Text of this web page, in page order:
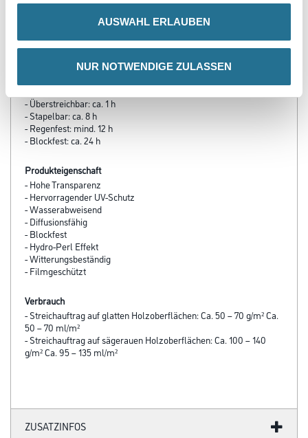
AUSWAHL ERLAUBEN
NUR NOTWENDIGE ZULASSEN
Verarbeitungstemp./Luftfeuchte
- Material-, Umluft- und Untergrundtemperatur: mind. 5 °C
- Relative Luftfeuchte: ≤ 80 %
- Überstreichbar: ca. 1 h
- Stapelbar: ca. 8 h
- Regenfest: mind. 12 h
- Blockfest: ca. 24 h
Produkteigenschaft
- Hohe Transparenz
- Hervorragender UV-Schutz
- Wasserabweisend
- Diffusionsfähig
- Blockfest
- Hydro-Perl Effekt
- Witterungsbeständig
- Filmgeschützt
Verbrauch
- Streichauftrag auf glatten Holzoberflächen: Ca. 50 – 70 g/m² Ca.
50 – 70 ml/m²
- Streichauftrag auf sägerauen Holzoberflächen: Ca. 100 – 140
g/m² Ca. 95 – 135 ml/m²
ZUSATZINFOS